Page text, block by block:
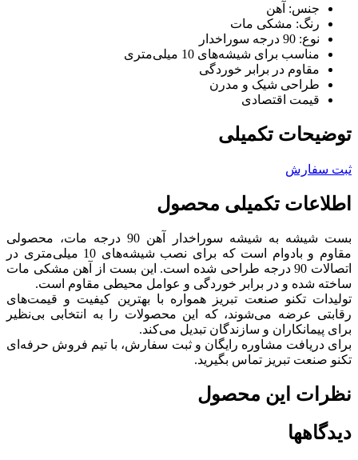
جنس: آهن
رنگ: مشکی مات
نوع: 90 درجه سوراخدار
مناسب برای شیشه‌های 10 میلی‌متری
مقاوم در برابر خوردگی
طراحی شیک و مدرن
قیمت اقتصادی
توضیحات تکمیلی
ثبت سفارش
اطلاعات تکمیلی محصول
بست شیشه به شیشه سوراخدار آهن 90 درجه مات، محصولی
مقاوم و بادوام است که برای نصب شیشه‌های 10 میلی‌متری در
اتصالات 90 درجه طراحی شده است. این بست از آهن مشکی مات
ساخته شده و در برابر خوردگی و عوامل محیطی مقاوم است.
تولیدات تکنو صنعت تبریز همواره با بهترین کیفیت و قیمت‌های
رقابتی عرضه می‌شوند، که این محصولات را به انتخابی بی‌نظیر
برای پیمانکاران و سازندگان تبدیل می‌کند.
برای دریافت مشاوره رایگان و ثبت سفارش، با تیم فروش حرفه‌ای
تکنو صنعت تبریز تماس بگیرید.
نظرات این محصول
دیدگاهها